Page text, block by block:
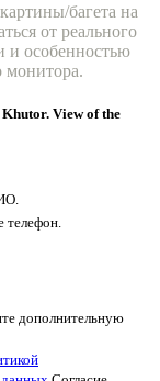
багета на
от реального
и особенностью
монитора.
Khutor. View of the
телефон.
дополнительную